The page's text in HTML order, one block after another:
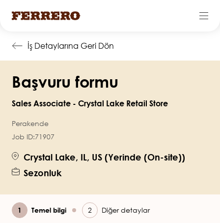
içeriğe
İş Detaylarına Geri Dön
Başvuru formu
Sales Associate - Crystal Lake Retail Store
Perakende
Job ID:71907
Crystal Lake, IL, US (Yerinde (On-site))
Sezonluk
Şu
Temel bilgi Diğer detaylar